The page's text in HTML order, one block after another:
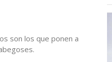
son los que ponen a